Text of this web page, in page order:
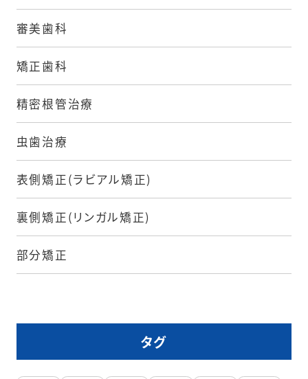
審美歯科
矯正歯科
精密根管治療
虫歯治療
表側矯正(ラビアル矯正)
裏側矯正(リンガル矯正)
部分矯正
タグ